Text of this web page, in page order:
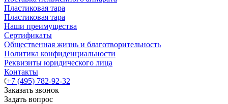
Пластиковая тара
Пластиковая тара
Наши преимущества
Сертификаты
Общественная жизнь и благотворительность
Политика конфиденциальности
Реквизиты юридического лица
Контакты
+7 (495) 782-92-32
Заказать звонок
Задать вопрос